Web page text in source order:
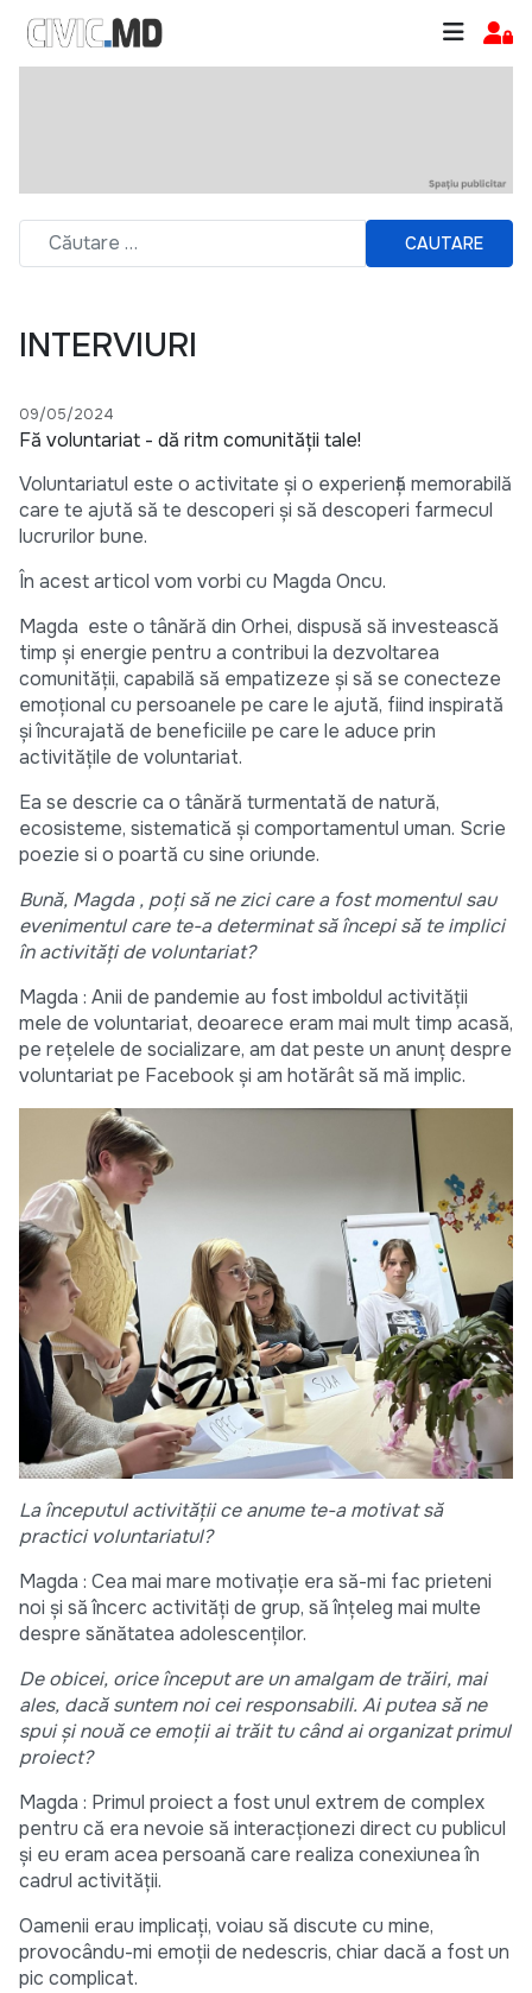
CAUTARE
INTERVIURI
09/05/2024
Fă voluntariat - dă ritm comunității tale!
Voluntariatul este o activitate și o experiență memorabilă
care te ajută să te descoperi și să descoperi farmecul
lucrurilor bune.
În acest articol vom vorbi cu Magda Oncu.
Magda este o tânără din Orhei, dispusă să investească
timp și energie pentru a contribui la dezvoltarea
comunității, capabilă să empatizeze și să se conecteze
emoțional cu persoanele pe care le ajută, fiind inspirată
și încurajată de beneficiile pe care le aduce prin
activitățile de voluntariat.
Ea se descrie ca o tânără turmentată de natură,
ecosisteme, sistematică și comportamentul uman. Scrie
poezie si o poartă cu sine oriunde.
Bună, Magda , poți să ne zici care a fost momentul sau
evenimentul care te-a determinat să începi să te implici
în activități de voluntariat?
Magda : Anii de pandemie au fost imboldul activității
mele de voluntariat, deoarece eram mai mult timp acasă,
pe rețelele de socializare, am dat peste un anunț despre
voluntariat pe Facebook și am hotărât să mă implic.
La începutul activității ce anume te-a motivat să
practici voluntariatul?
Magda : Cea mai mare motivație era să-mi fac prieteni
noi și să încerc activități de grup, să înțeleg mai multe
despre sănătatea adolescenților.
De obicei, orice început are un amalgam de trăiri, mai
ales, dacă suntem noi cei responsabili. Ai putea să ne
spui și nouă ce emoții ai trăit tu când ai organizat primul
proiect?
Magda : Primul proiect a fost unul extrem de complex
pentru că era nevoie să interacționezi direct cu publicul
și eu eram acea persoană care realiza conexiunea în
cadrul activității.
Oamenii erau implicați, voiau să discute cu mine,
provocându-mi emoții de nedescris, chiar dacă a fost un
pic complicat.